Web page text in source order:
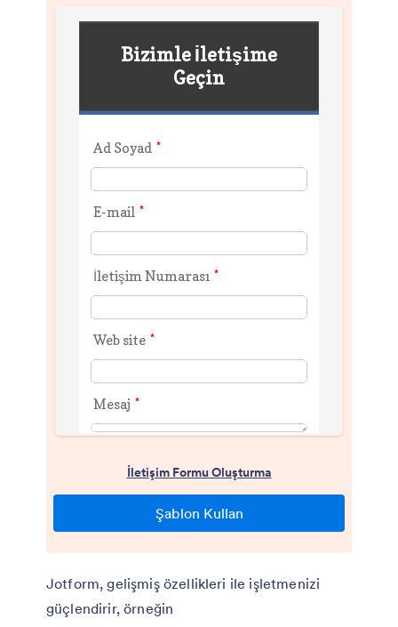
Jotform, gelişmiş özellikleri ile işletmenizi
güçlendirir, örneğin